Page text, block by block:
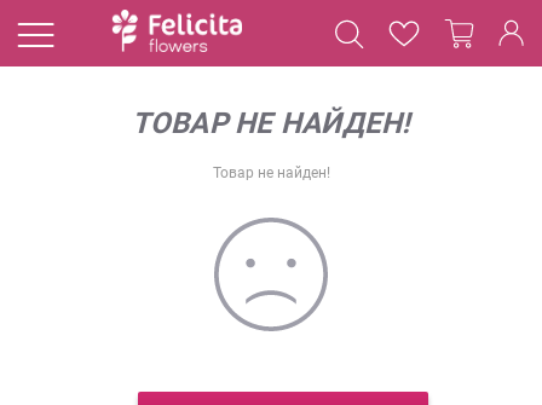
ТОВАР НЕ НАЙДЕН!
Товар не найден!